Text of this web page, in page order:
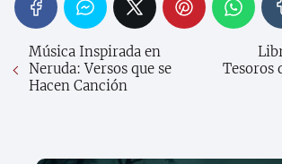
Música Inspirada en
Neruda: Versos que se
Hacen Canción
Tesoros